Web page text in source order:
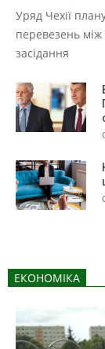
Уряд Чехії
перевезень
засідання
ЕКОНОМІКА